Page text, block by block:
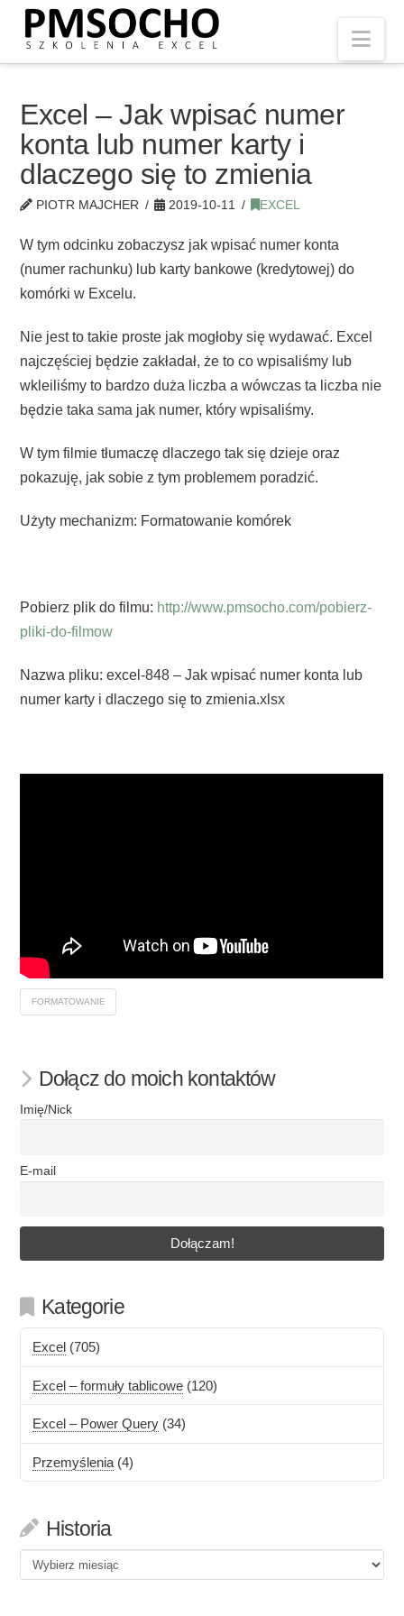
Excel – Jak wpisać numer
konta lub numer karty i
dlaczego się to zmienia
PIOTR MAJCHER 2019-10-11 EXCEL
W tym odcinku zobaczysz jak wpisać numer konta
(numer rachunku) lub karty bankowe (kredytowej) do
komórki w Excelu.
Nie jest to takie proste jak mogłoby się wydawać. Excel
najczęściej będzie zakładał, że to co wpisaliśmy lub
wkleiliśmy to bardzo duża liczba a wówczas ta liczba nie
będzie taka sama jak numer, który wpisaliśmy.
W tym filmie tłumaczę dlaczego tak się dzieje oraz
pokazuję, jak sobie z tym problemem poradzić.
Użyty mechanizm: Formatowanie komórek
Pobierz plik do filmu: http://www.pmsocho.com/pobierz-
pliki-do-filmow
Nazwa pliku: excel-848 – Jak wpisać numer konta lub
numer karty i dlaczego się to zmienia.xlsx
FORMATOWANIE
Dołącz do moich kontaktów
Imię/Nick
E-mail
Kategorie
Excel (705)
Excel – formuły tablicowe (120)
Excel – Power Query (34)
Przemyślenia (4)
Historia
Historia